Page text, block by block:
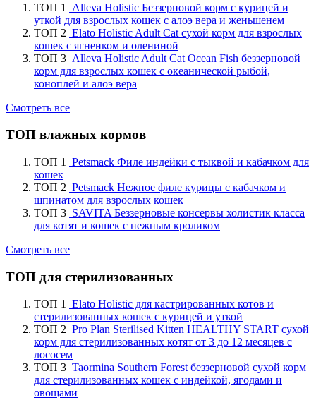
ТОП 1
Alleva Holistic Беззерновой корм с курицей и
уткой для взрослых кошек с алоэ вера и женьшенем
ТОП 2 Elato Holistic Adult Cat сухой корм для взрослых
кошек с ягненком и олениной
ТОП 3 Alleva Holistic Adult Cat Ocean Fish беззерновой
корм для взрослых кошек с океанической рыбой,
коноплей и алоэ вера
Смотреть все
ТОП влажных кормов
ТОП 1
Petsmack Филе индейки с тыквой и кабачком для
кошек
ТОП 2 Petsmack Нежное филе курицы с кабачком и
шпинатом для взрослых кошек
ТОП 3 SAVITA Беззерновые консервы холистик класса
для котят и кошек с нежным кроликом
Смотреть все
ТОП для стерилизованных
ТОП 1 Elato Holistic для кастрированных котов и
стерилизованных кошек с курицей и уткой
ТОП 2 Pro Plan Sterilised Kitten HEALTHY START сухой
корм для стерилизованных котят от 3 до 12 месяцев с
лососем
ТОП 3 Taormina Southern Forest беззерновой сухой корм
для стерилизованных кошек с индейкой, ягодами и
овощами